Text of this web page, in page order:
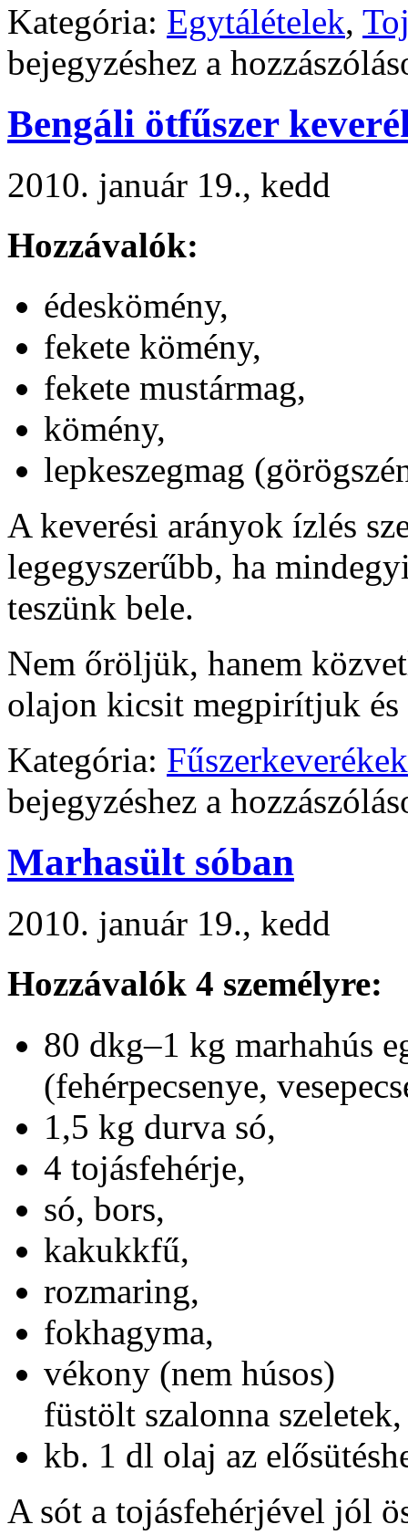
Kategória: Egytálételek,
bejegyzéshez a
Bengáli ötfűszer
2010. január 19., kedd
Hozzávalók:
édeskömény,
fekete kömény,
fekete mustármag,
kömény,
lepkeszegmag
A keverési arányok ízlés
legegyszerűbb, ha
teszünk bele.
Nem őröljük, hanem
olajon kicsit megpirítjuk és
Kategória: Fűszerkeverékek
bejegyzéshez a
Marhasült sóban
2010. január 19., kedd
Hozzávalók 4 személyre:
80 dkg–1 kg marhahús
(fehérpecsenye,
1,5 kg durva só,
4 tojásfehérje,
só, bors,
kakukkfű,
rozmaring,
fokhagyma,
vékony (nem húsos)
füstölt szalonna szeletek,
kb. 1 dl olaj az
A sót a tojásfehérjével jól